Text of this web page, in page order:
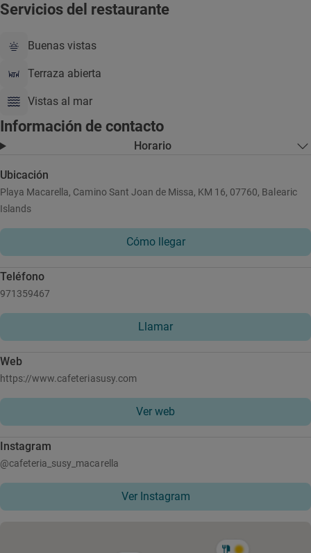
Servicios del restaurante
Buenas vistas
Terraza abierta
Vistas al mar
Información de contacto
Horario
Ubicación
Playa Macarella, Camino Sant Joan de Missa, KM 16, 07760, Balearic
Islands
Cómo llegar
Teléfono
971359467
Llamar
Web
https://www.cafeteriasusy.com
Ver web
Instagram
@cafeteria_susy_macarella
Ver Instagram